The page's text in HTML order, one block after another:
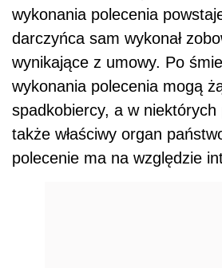
wykonania polecenia
darczyńca sam wykonał
wynikające z umowy. Po
wykonania polecenia mogą
spadkobiercy, a w niektórych
także właściwy organ
polecenie ma na względzie